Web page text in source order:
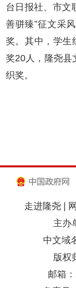
台日报社、市文
善骈臻”征文采
奖。其中，学生
奖20人，隆尧县
织奖。
走进隆尧|
主办
中文域
版权
邮箱